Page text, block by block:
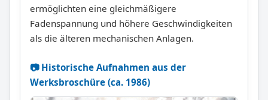
ermöglichten eine gleichmäßigere
Fadenspannung und höhere Geschwindigkeiten
als die älteren mechanischen Anlagen.
📷 Historische Aufnahmen aus der
Werksbroschüre (ca. 1986)